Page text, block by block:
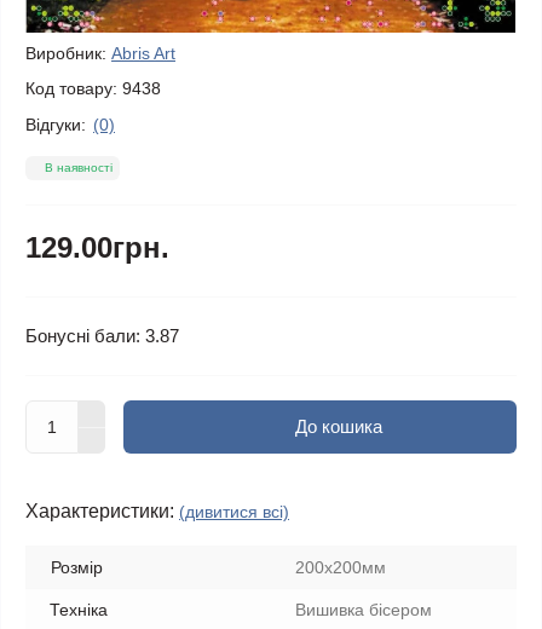
Виробник: Abris Art
Код товару: 9438
Відгуки: (0)
В наявності
129.00грн.
Бонусні бали: 3.87
До кошика
Характеристики: (дивитися всі)
Розмір 200х200мм
Техніка Вишивка бісером